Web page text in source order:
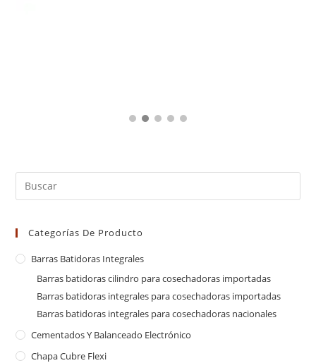
Categorías De Producto
Barras Batidoras Integrales
Barras batidoras cilindro para cosechadoras importadas
Barras batidoras integrales para cosechadoras importadas
Barras batidoras integrales para cosechadoras nacionales
Cementados Y Balanceado Electrónico
Chapa Cubre Flexi